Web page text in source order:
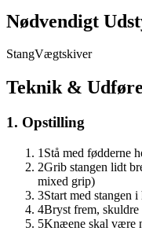
Nødvendigt
StangVægtskiver
Teknik &
1. Opstilling
1 Stå med fødderne
2Grib stangen lidt
mixed grip)
3Start med stangen
4Bryst frem,
5Knæene skal være